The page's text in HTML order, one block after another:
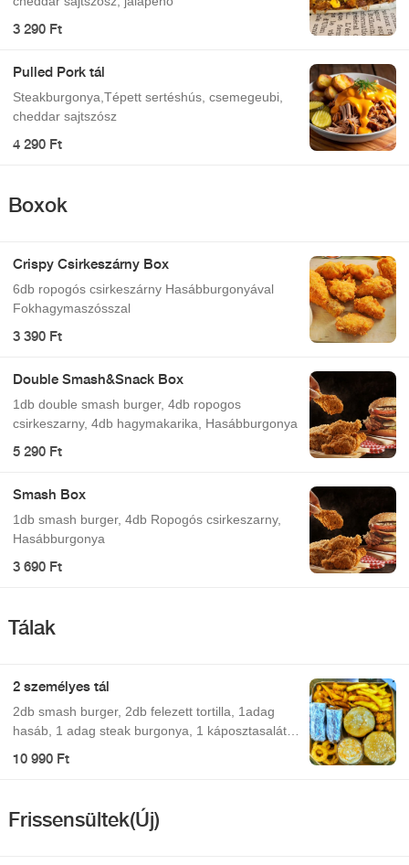
3 290 Ft
Pulled Pork tál
Steakburgonya,Tépett sertéshús, csemegeubi,
cheddar sajtszósz
4 290 Ft
Boxok
Crispy Csirkeszárny Box
6db ropogós csirkeszárny Hasábburgonyával
Fokhagymaszósszal
3 390 Ft
Double Smash&Snack Box
1db double smash burger, 4db ropogos
csirkeszarny, 4db hagymakarika, Hasábburgonya
5 290 Ft
Smash Box
1db smash burger, 4db Ropogós csirkeszarny,
Hasábburgonya
3 690 Ft
Tálak
2 személyes tál
2db smash burger, 2db felezett tortilla, 1adag
hasáb, 1 adag steak burgonya, 1 káposztasaláta,
10 990 Ft
Frissensültek(Új)